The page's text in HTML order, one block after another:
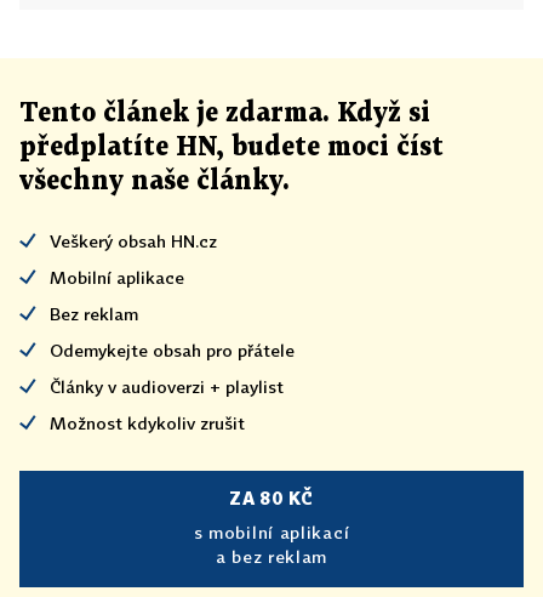
Tento článek je zdarma. Když si
předplatíte HN, budete moci číst
všechny naše články.
Veškerý obsah HN.cz
Mobilní aplikace
Bez reklam
Odemykejte obsah pro přátele
Články v audioverzi + playlist
Možnost kdykoliv zrušit
ZA 80 KČ
s mobilní aplikací
a bez reklam